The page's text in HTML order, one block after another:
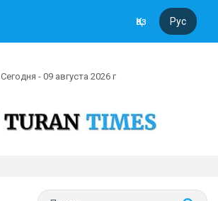
Қаз Рус
Сегодня - 09 августа 2026 г